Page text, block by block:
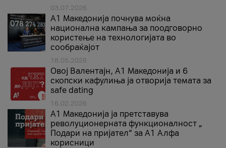
03.07.2026
A1 Македонија почнува моќна
национална кампања за поодговорно
користење на технологијата во
сообраќајот
18.05.2026
Овој Валентајн, A1 Македонија и 6
скопски кафулиња ја отворија темата за
safe dating
16.02.2026
А1 Македонија ја претставува
револуционерната функционалност „
Подари на пријател“ за А1 Алфа
корисници